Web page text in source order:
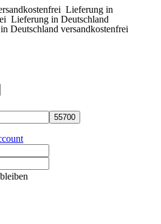
Lieferung in
Lieferung in Deutschland
Deutschland versandkostenfrei